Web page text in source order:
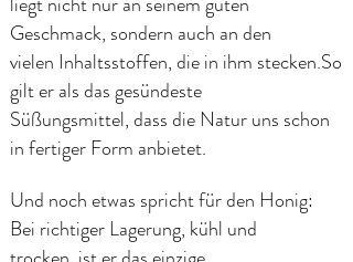
Geschmack, sondern auch an den
vielen Inhaltsstoffen, die in ihm stecken.So
gilt er als das gesündeste
Süßungsmittel,dass die Natur uns schon
in fertiger Form anbietet.
Und noch etwas spricht für den Honig:
Bei richtiger Lagerung, kühl und